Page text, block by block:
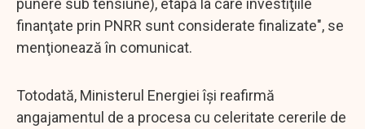
finanţate prin PNRR sunt considerate finalizate", se
menţionează în comunicat.
Totodată, Ministerul Energiei îşi reafirmă
angajamentul de a procesa cu celeritate cererile de